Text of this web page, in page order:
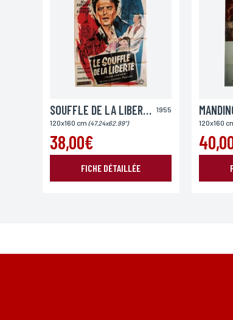
Adresse
Ville
Lieu de livraison*
Europe
1955
SOUFFLE DE LA LIBERTE
120x160 cm (47.24x62.99")
38,00€
FICHE DÉTAILLÉE
120x160